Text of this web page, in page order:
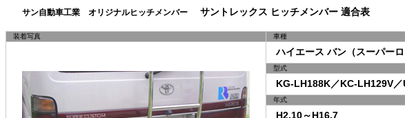
サン自動車工業 オリジナルヒッチメンバー サントレックス ヒッチメンバー 適合表
装着写真 車種
ハイエース バン（スーパーロ
型式
KG-LH188K／KC-LH129V／
年式
H2.10～H16.7